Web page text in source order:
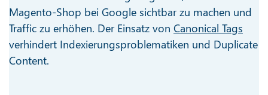
Magento-Shop bei Google sichtbar zu machen und
Traffic zu erhöhen. Der Einsatz von Canonical Tags
verhindert Indexierungsproblematiken und Duplicate
Content.